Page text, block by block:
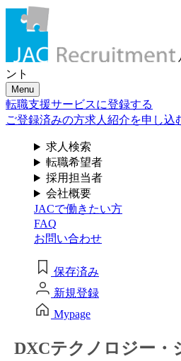
求人検索・転職事例
はじめに、あなた
「ご経験業種」
お選びください
サービス（人材・ホテル・
商社
流通（EC・運輸・小売）
消費財（食品・アパレル・
マスコミ（広告・制作）
建設・不動産
ント
Menu
転職支援サービスに登録する
ご登録済みの方求人紹介を申し込
求人検索
転職希望者
採用担当者
会社概要
JACで働きたい方
FAQ
お問い合わせ
保存済み
新規登録
Mypage
DXCテクノロジー・
メール認証とは？
メール認証は当社サービスを利
ルアドレスがご本人のもので受
ための仕組みです。 これは主に
ィリスク低減や、サポートにお
認証に役立ちます。お客様が安心
ルートメントをお使いいただく
個人情報取り扱いおよびサービ